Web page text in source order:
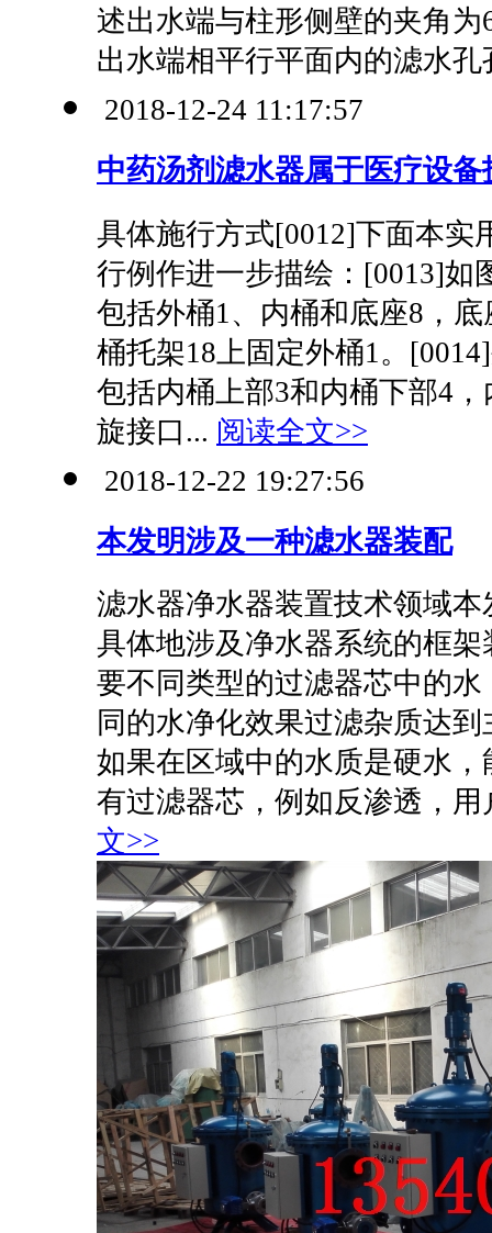
述出水端与柱形侧壁的夹角
出水端相平行平面内的滤水
2018-12-24 11:17:57
中药汤剂滤水器属于医疗设
具体施行方式[0012]下面本实
行例作进一步描绘：[0013]如
包括外桶1、内桶和底座8，
桶托架18上固定外桶1。
包括内桶上部3和内桶下部4
旋接口... 阅读全文>>
2018-12-22 19:27:56
本发明涉及一种滤水器装配
滤水器净水器装置技术领域
具体地涉及净水器系统的框
要不同类型的过滤器芯中的
同的水净化效果过滤杂质达
如果在区域中的水质是硬水
有过滤器芯，例如反渗透，
文>>